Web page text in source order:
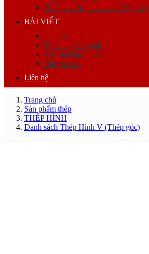
Khớp nối & phụ kiện đường ống
BÀI VIẾT
CATALOG
Tin chuyên ngành
Tư vấn khách hàng
Blog tin tức
Liên hệ
Trang chủ
Sản phẩm thép
THÉP HÌNH
Danh sách Thép Hình V (Thép góc)